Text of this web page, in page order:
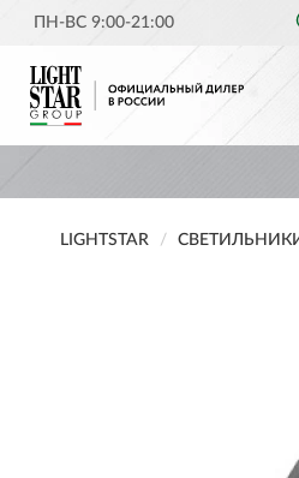
ПН-ВС 9:00-21:00
LIGHTSTAR